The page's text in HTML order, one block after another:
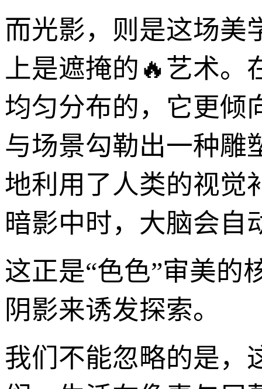
而光影，则是这场美
上是遮掩的🔥艺术。
均匀分布的，它更倾
与场景勾勒出一种雕
地利用了人类的视
暗影中时，大脑会自
这正是“色色”审美的
阴影来诱发探索。
我们不能忽略的是，